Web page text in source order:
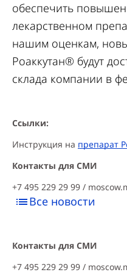
обеспечить
лекарственном
нашим оценкам,
Роаккутан® будут
склада компании в
Ссылки:
Инструкция на препарат
Контакты для СМИ
+7 495 229 29 99 /
Все новости
Контакты для СМИ
+7 495 229 29 99 /